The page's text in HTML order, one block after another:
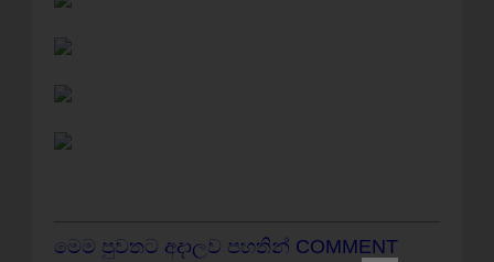
මෙම පුවතට අදාලව පහතින් COMMENT